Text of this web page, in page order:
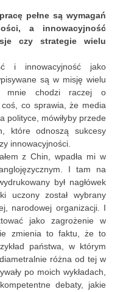
pełne są wymagań
a innowacyjność
czy strategie wielu
i innowacyjność jako
są w misję wielu
mnie chodzi raczej o
co sprawia, że media
polityce, mówiłyby przede
które odnoszą sukcesy
innowacyjności.
z Chin, wpadła mi w
I tam na
był nagłówek
uczony został wybrany
narodowej organizacji. I
jako zagrożenie w
zmienia to faktu, że to
państwa, w którym
różna od tej w
po moich wykładach,
debaty, jakie